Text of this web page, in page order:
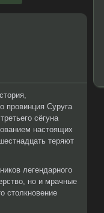
провинция Суруга
сёгуна
настоящих
теряют
легендарного
но и мрачные
столкновение